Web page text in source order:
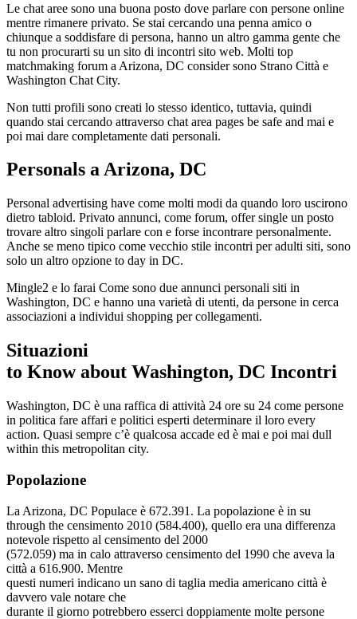
Le chat aree sono una buona posto dove parlare con persone online
mentre rimanere privato. Se stai cercando una penna amico o
chiunque a soddisfare di persona, hanno un altro gamma gente che
tu non procurarti su un sito di incontri sito web. Molti top
matchmaking forum a Arizona, DC consider sono Strano Città e
Washington Chat City.
Non tutti profili sono creati lo stesso identico, tuttavia, quindi
quando stai cercando attraverso chat area pages be safe and mai e
poi mai dare completamente dati personali.
Personals a Arizona, DC
Personal advertising have come molti modi da quando loro uscirono
dietro tabloid. Privato annunci, come forum, offer single un posto
trovare altro singoli parlare con e forse incontrare personalmente.
Anche se meno tipico come vecchio stile incontri per adulti siti, sono
solo un altro opzione to day in DC.
Mingle2 e lo farai Come sono due annunci personali siti in
Washington, DC e hanno una varietà di utenti, da persone in cerca
associazioni a individui shopping per collegamenti.
Situazioni
to Know about Washington, DC Incontri
Washington, DC è una raffica di attività 24 ore su 24 come persone
in politica fare affari e politici esperti determinare il loro every
action. Quasi sempre c’è qualcosa accade ed è mai e poi mai dull
within this metropolitan city.
Popolazione
La Arizona, DC Populace è 672.391. La popolazione è in su
through the censimento 2010 (584.400), quello era una differenza
notevole rispetto al censimento del 2000
(572.059) ma in calo attraverso censimento del 1990 che aveva la
città a 616.900. Mentre
questi numeri indicano un sano di taglia media americano città è
davvero vale notare che
durante il giorno potrebbero esserci doppiamente molte persone